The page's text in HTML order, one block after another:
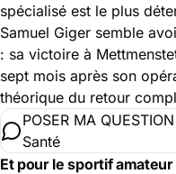
spécialisé est le plus
Samuel Giger semble
: sa victoire à
sept mois après son
théorique du retour
POSER MA QUESTION
Santé
Et pour le sportif amateur